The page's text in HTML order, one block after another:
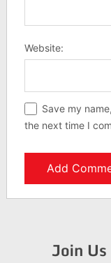
Website:
Save my
the next time I
Join Us